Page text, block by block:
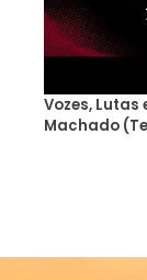
Vozes, Lutas
Machado